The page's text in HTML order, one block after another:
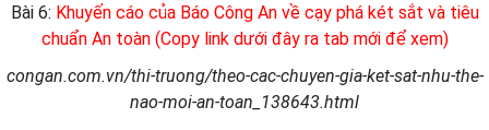
Bài 6: Khuyến cáo của Báo Công An về cạy phá két sắt và tiêu
chuẩn An toàn (Copy link dưới đây ra tab mới để xem)
congan.com.vn/thi-truong/theo-cac-chuyen-gia-ket-sat-nhu-the-
nao-moi-an-toan_138643.html